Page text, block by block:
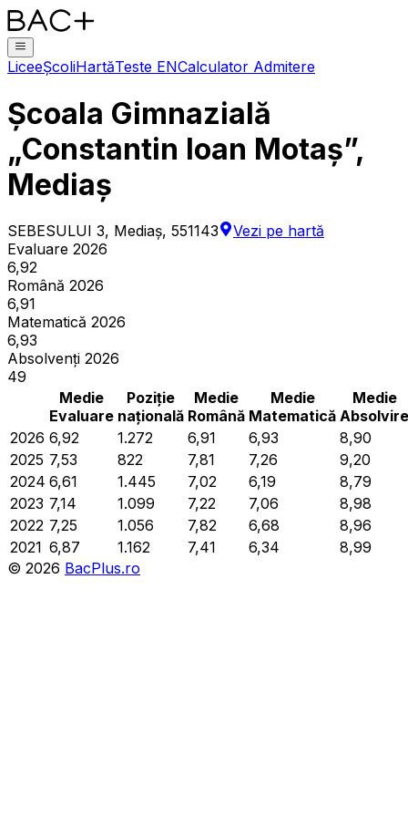
LiceeȘcoliHartăTeste ENCalculator Admitere
Școala Gimnazială
„Constantin Ioan Motaș”,
Mediaș
SEBESULUI 3, Mediaş, 551143
Vezi pe hartă
Evaluare 2026
6,92
Română 2026
6,91
Matematică 2026
6,93
Absolvenți 2026
49
Medie
Evaluare
Poziție
națională
Medie
Română
Medie
Matematică
Medie
Absolvire
2026 6,92 1.272 6,91 6,93
8,90
2025 7,53 822 7,81 7,26
9,20
2024 6,61 1.445 7,02 6,19
8,79
2023 7,14 1.099 7,22 7,06
8,98
2022 7,25 1.056 7,82 6,68
8,96
2021 6,87 1.162 7,41 6,34
8,99
© 2026 BacPlus.ro